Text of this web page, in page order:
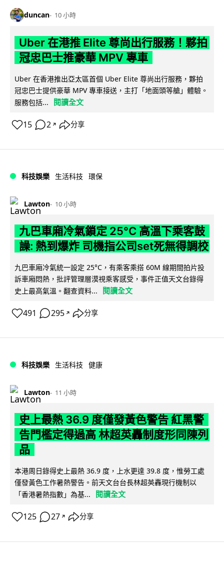
duncan 10 小時
Uber 在港推 Elite 尊尚出行服務！夥拍
冠忠巴士推豪華 MPV 專車
Uber 在香港推出亞太區首個 Uber Elite 尊尚出行服務，夥拍
冠忠巴士提供豪華 MPV 專車接送，主打「地面頭等艙」體驗。
服務包括...
閱讀全文
15 2 ↗ 分享
科技娛樂 生活科技 環保
Lawton 10 小時
九巴車廂冷氣鎖定 25°C 高溫下乘客鼓
譟: 熱到爆炸 司機指公司set死無得調校
九巴車廂冷氣統一設定 25°C，有乘客乘搭 60M 線期間拍片投
訴車廂悶熱，批評管理層漠視乘客感受，事件正值天文台錄得
史上最高氣溫。翻查資料...
閱讀全文
491 295 ↗ 分享
科技娛樂 生活科技 健康
Lawton 11 小時
史上最熱 36.9 度僅發黃色警告 紅黑警
告門檻定得過高 林超英轟制度形同陳列
品
本港周日錄得史上最熱 36.9 度，上水更達 39.8 度，惟勞工處
僅發黃色工作暑熱警告。前天文台台長林超英轟現行機制以
「香港暑熱指數」為基...
閱讀全文
125 27 ↗ 分享